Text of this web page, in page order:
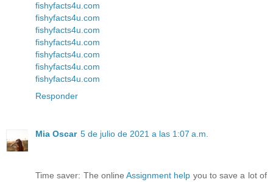
fishyfacts4u.com
fishyfacts4u.com
fishyfacts4u.com
fishyfacts4u.com
fishyfacts4u.com
fishyfacts4u.com
fishyfacts4u.com
Responder
Mia Oscar 5 de julio de 2021 a las 1:07 a.m.
Time saver: The onlineAssignment help you to save a lot of